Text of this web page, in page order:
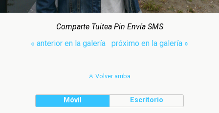
Comparte Tuitea Pin Envía SMS
« anterior en la galería
próximo en la galería »
Volver arriba
Móvil Escritorio